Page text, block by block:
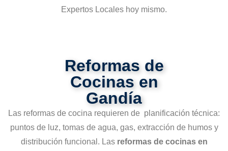
Expertos Locales hoy mismo.
Reformas de
Cocinas en
Gandía
Las reformas de cocina requieren de planificación técnica:
puntos de luz, tomas de agua, gas, extracción de humos y
distribución funcional. Las reformas de cocinas en